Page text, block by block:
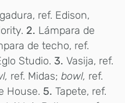
ref. Edison,
2. Lámpara de
de techo, ref.
Studio. 3. Vasija, ref.
ref. Midas; bowl, ref.
House. 5. Tapete, ref.